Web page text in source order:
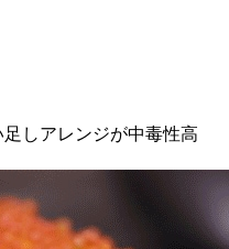
しアレンジが中毒性高